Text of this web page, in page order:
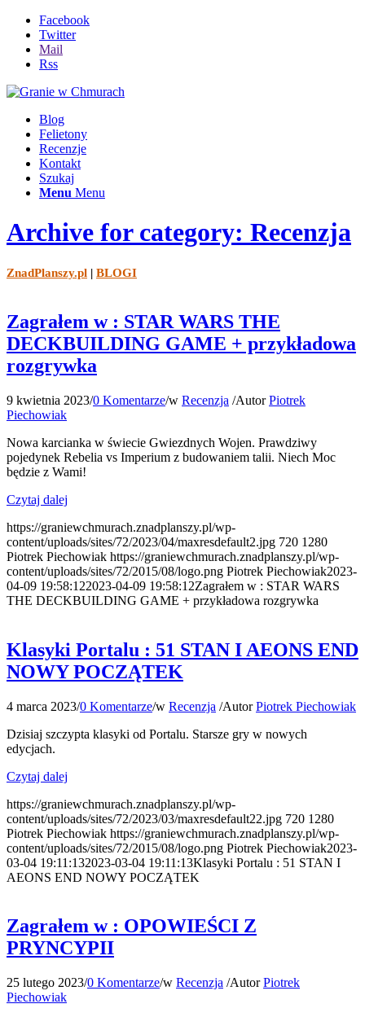
Facebook
Twitter
Mail
Rss
Blog
Felietony
Recenzje
Kontakt
Szukaj
Menu Menu
Archive for category: Recenzja
ZnadPlanszy.pl | BLOGI
Zagrałem w : STAR WARS THE
DECKBUILDING GAME + przykładowa
rozgrywka
9 kwietnia 2023/0 Komentarze/w Recenzja /AutorPiotrek
Piechowiak
Nowa karcianka w świecie Gwiezdnych Wojen. Prawdziwy
pojedynek Rebelia vs Imperium z budowaniem talii. Niech Moc
będzie z Wami!
Czytaj dalej
https://graniewchmurach.znadplanszy.pl/wp-
content/uploads/sites/72/2023/04/maxresdefault2.jpg 720 1280
Piotrek Piechowiak https://graniewchmurach.znadplanszy.pl/wp-
content/uploads/sites/72/2015/08/logo.png Piotrek Piechowiak2023-
04-09 19:58:122023-04-09 19:58:12Zagrałem w : STAR WARS
THE DECKBUILDING GAME + przykładowa rozgrywka
Klasyki Portalu : 51 STAN I AEONS END
NOWY POCZĄTEK
4 marca 2023/0 Komentarze/w Recenzja /AutorPiotrek Piechowiak
Dzisiaj szczypta klasyki od Portalu. Starsze gry w nowych
edycjach.
Czytaj dalej
https://graniewchmurach.znadplanszy.pl/wp-
content/uploads/sites/72/2023/03/maxresdefault22.jpg 720 1280
Piotrek Piechowiak https://graniewchmurach.znadplanszy.pl/wp-
content/uploads/sites/72/2015/08/logo.png Piotrek Piechowiak2023-
03-04 19:11:132023-03-04 19:11:13Klasyki Portalu : 51 STAN I
AEONS END NOWY POCZĄTEK
Zagrałem w : OPOWIEŚCI Z
PRYNCYPII
25 lutego 2023/0 Komentarze/w Recenzja /AutorPiotrek
Piechowiak